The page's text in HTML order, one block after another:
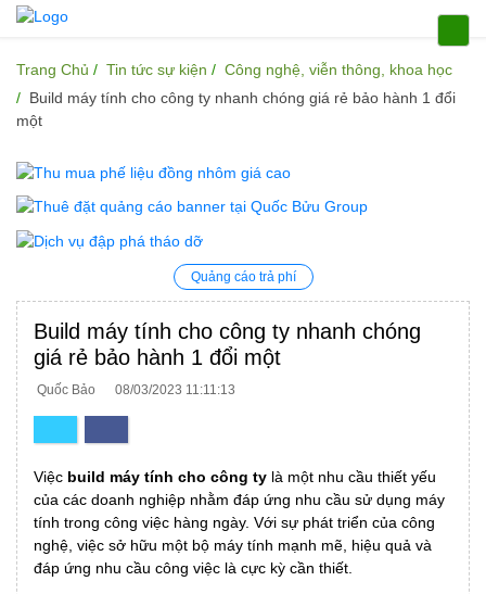
Trang Chủ Tin tức sự kiện
Công nghệ, viễn thông, khoa học
Build máy tính cho công ty nhanh chóng giá rẻ bảo hành 1 đổi
một
Quảng cáo trả phí
Build máy tính cho công ty nhanh chóng
giá rẻ bảo hành 1 đổi một
Quốc Bảo 08/03/2023 11:11:13
Việc build máy tính cho công ty là một nhu cầu thiết yếu
của các doanh nghiệp nhằm đáp ứng nhu cầu sử dụng máy
tính trong công việc hàng ngày. Với sự phát triển của công
nghệ, việc sở hữu một bộ máy tính mạnh mẽ, hiệu quả và
đáp ứng nhu cầu công việc là cực kỳ cần thiết.